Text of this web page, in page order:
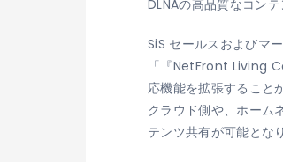
DLNAの高品質なコン
SiS セールスおよびマ
「『NetFront Living
応機能を拡張すること
クラウド側や、ホーム
テンツ共有が可能とな